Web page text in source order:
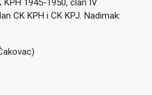
KPH 1945-1950, član IV
CK KPH i CK KPJ. Nadimak: